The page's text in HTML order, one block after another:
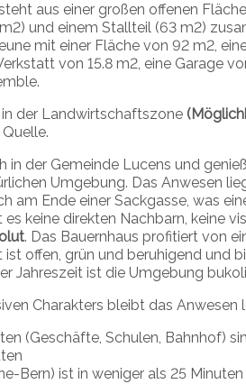
aus einer großen offenen
und einem Stallteil (63 m2)
mit einer Fläche von 92 m2,
von 15.8 m2, eine Garage
in der Landwirtschaftszone
in der Gemeinde Lucens und
Umgebung. Das Anwesen
am Ende einer Sackgasse, was
keine direkten Nachbarn, keine
. Das Bauernhaus profitiert von
offen, grün und beruhigend und
Jahreszeit ist die Umgebung
Charakters bleibt das Anwesen
(Geschäfte, Schulen, Bahnhof)
Bern) ist in weniger als 25